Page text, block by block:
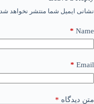
نشانی ایمیل شما منتشر نخواهد شد.
Name
*
Email
*
متن دیدگاه *